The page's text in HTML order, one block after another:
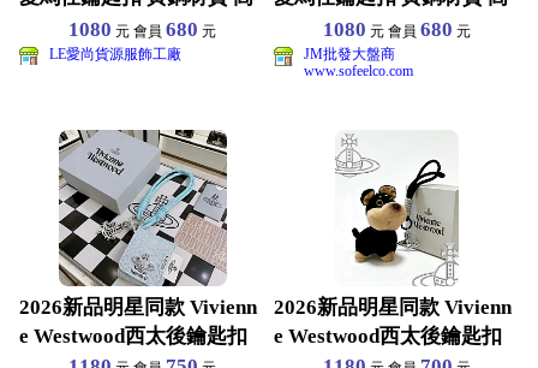
端品質 包
1080 元 會員680 元
LE愛尚貨源服飾工廠
端品質 包
1080 元 會員 680 元
JM批發大盤商
www.sofeelco.com
2026新品明星同款 Vivienn
e Westwood西太後鑰匙扣
2026新品明星同款 Vivienn
e Westwood西太後鑰匙扣